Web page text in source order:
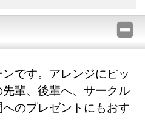
です。アレンジにピッ
輩、後輩へ、サークル
のプレゼントにもおす